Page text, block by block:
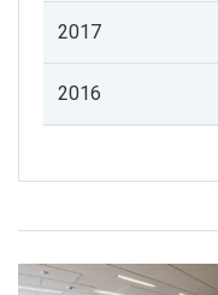
2017
2016